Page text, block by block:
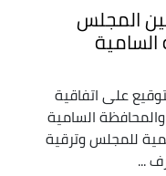
المجلس
على اتفاقية
السامية
للمجلس وترقية
...